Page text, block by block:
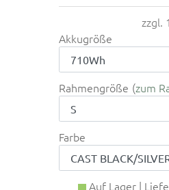
zzgl.
Akkugröße
Rahmengröße zum
Farbe
Auf Lager |